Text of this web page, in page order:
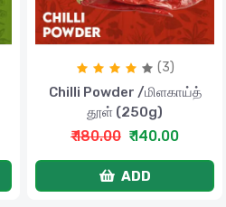
(3)
Chilli Powder /மிளகாய்த்
தூள் (250g)
₹ 180.00 ₹ 140.00
ADD